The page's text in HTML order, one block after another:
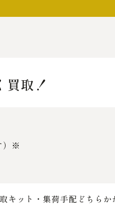
買取！
）※
ット・集荷手配どちらか